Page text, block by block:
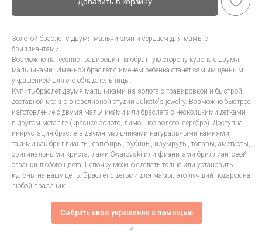
Золотой браслет с двумя мальчиками и сердцем для мамы с
бриллиантами.
Возможно нанесение гравировки на обратную сторону кулона с двумя
мальчиками. Именной браслет с именем ребенка станет самым ценным
украшением для его обладательницы.
Купить браслет двумя мальчиками из золота с гравировкой и быстрой
доставкой можно в ювелирной студии Juliette's jewelry. Возможно быстрое
изготовление с двумя мальчиками или браслета с несколькими детками
в другом металле (красное золото, лимонное золото, серебро). Доступна
инкрустация браслета двумя мальчиками натуральными камнями,
такими как бриллианты, сапфиры, рубины, изумруды, топазы, аметисты,
оригинальными кристаллами Swarovski или фианитами бриллиантовой
огранки любого цвета. Цепочку можно сделать толще или установить
кулоны на вашу цепь. Браслет с детьми для мамы, это лучший подарок на
любой праздник.
Собрать свое украшение с помощью
<